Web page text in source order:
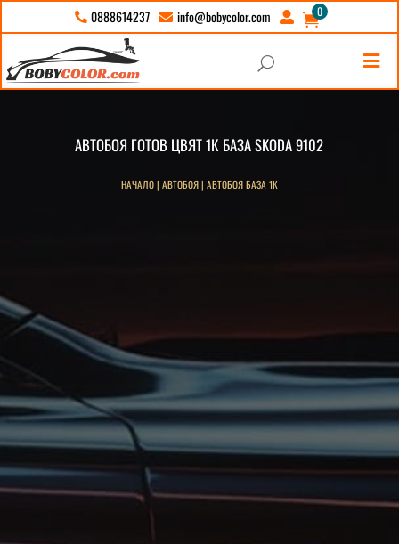
 0888614237  info@bobycolor.com  
0

U
АВТОБОЯ ГОТОВ ЦВЯТ 1К БАЗА SKODA 9102
НАЧАЛО| АВТОБОЯ| АВТОБОЯ БАЗА 1К